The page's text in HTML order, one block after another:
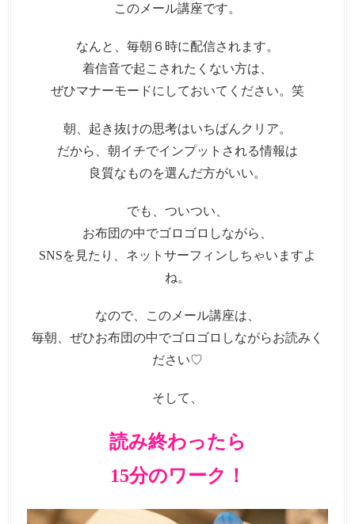
このメール講座です。
なんと、毎朝６時に配信されます。
着信音で起こされたくない方は、
ぜひマナーモードにしておいてください。笑
朝、起き抜けの思考はいちばんクリア。
だから、朝イチでインプットされる情報は
良質なものを選んだ方がいい。
でも、ついつい、
お布団の中でゴロゴロしながら、
SNSを見たり、ネットサーフィンしちゃいますよ
ね。
なので、このメール講座は、
毎朝、ぜひお布団の中でゴロゴロしながらお読みく
ださい♡
そして、
読み終わったら
15分のワーク！